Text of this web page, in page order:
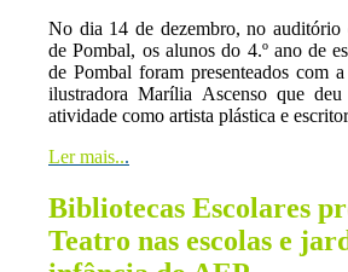
No dia 14 de dezembro, no auditório
de Pombal, os alunos do 4.º ano de
de Pombal foram presenteados com
ilustradora Marília Ascenso que
atividade como artista plástica e
Ler mais...
Bibliotecas Escolares
Teatro nas escolas e